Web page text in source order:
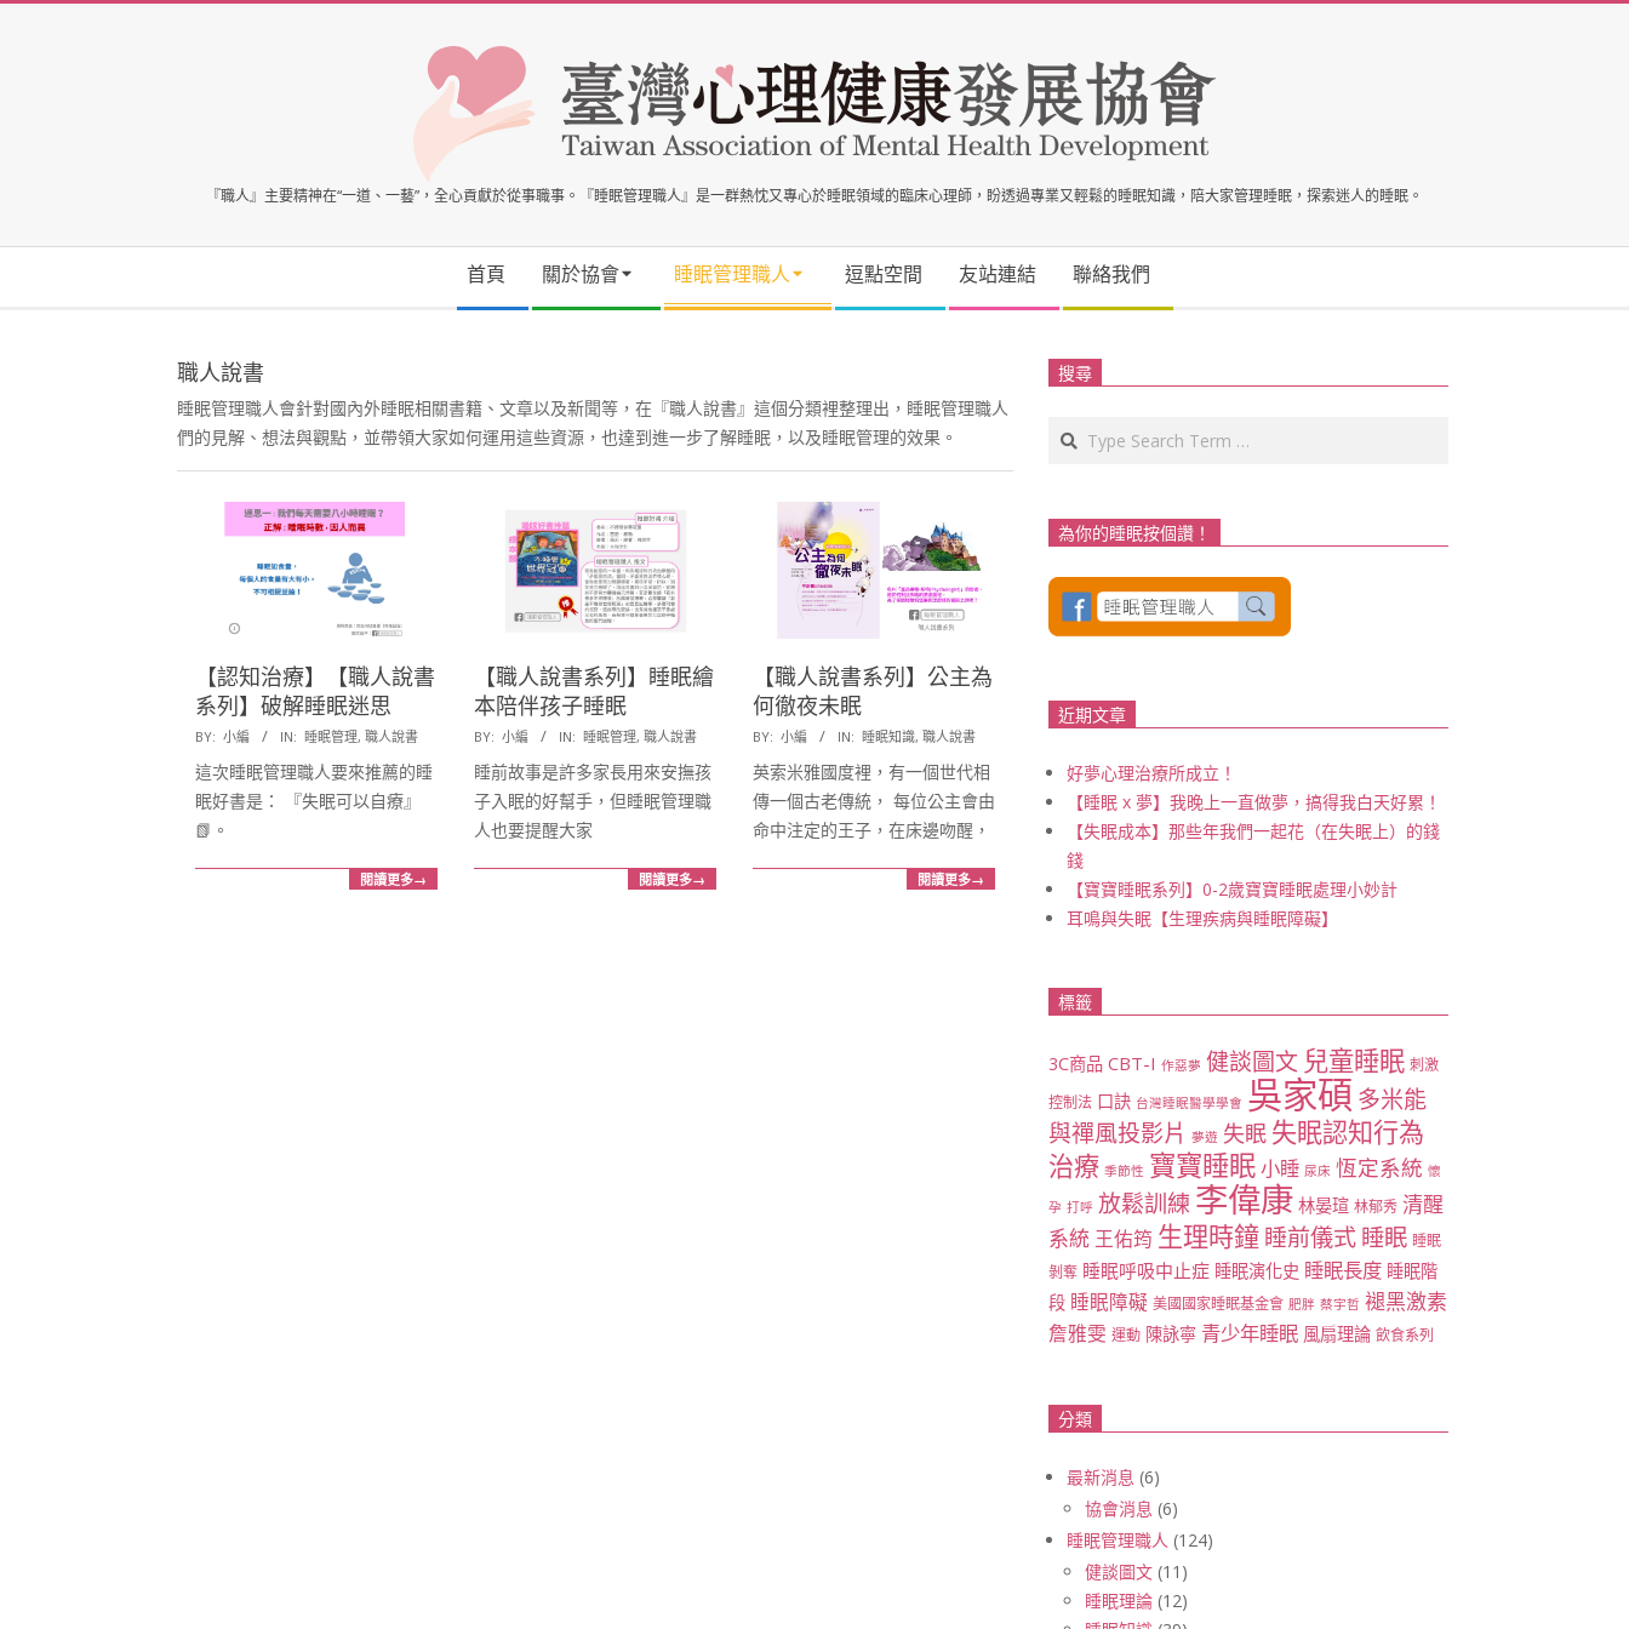
臺
灣
心
理
健
康
發
展
協
會
『職人』主要精神在“一道、一藝”，全心貢獻於從事職事。『睡眠管理職人』是一群熱忱又專心於睡眠領域的臨床心理師，盼透過專業又輕鬆的睡眠知識，陪大家管理睡眠，探索迷人的睡眠。
首頁 關於協會 睡眠管理職人 逗點空間 友站連結 聯絡我們
職人說書
睡眠管理職人會針對國內外睡眠相關書籍、文章以及新聞等，在『職人說書』這個分類裡整理出，睡眠管理職人
們的見解、想法與觀點，並帶領大家如何運用這些資源，也達到進一步了解睡眠，以及睡眠管理的效果。
【認知治療】【職人說書
系列】破解睡眠迷思
2017-
10-
02
BY: 小編 IN: 睡眠管理, 職人說書
這次睡眠管理職人要來推薦的睡
眠好書是： 『失眠可以自療』
📗。
閱讀更多→
【職人說書系列】睡眠繪
本陪伴孩子睡眠
2017-
10-
02
BY: 小編 IN: 睡眠管理, 職人說書
睡前故事是許多家長用來安撫孩
子入眠的好幫手，但睡眠管理職
人也要提醒大家
閱讀更多→
【職人說書系列】公主為
何徹夜未眠
2017-
04-
19
BY: 小編 IN: 睡眠知識, 職人說書
英索米雅國度裡，有一個世代相
傳一個古老傳統， 每位公主會由
命中注定的王子，在床邊吻醒，
閱讀更多→
搜尋
Search
為你的睡眠按個讚！
近期文章
好夢心理治療所成立！
【睡眠 x 夢】我晚上一直做夢，搞得我白天好累！
【失眠成本】那些年我們一起花（在失眠上）的錢
錢
【寶寶睡眠系列】0-2歲寶寶睡眠處理小妙計
耳鳴與失眠【生理疾病與睡眠障礙】
標籤
3C商品 CBT-I 作惡夢 健談圖文 兒童睡眠 刺激
控制法 口訣 台灣睡眠醫學學會 吳家碩 多米能
與禪風投影片 夢遊 失眠 失眠認知行為
治療 季節性 寶寶睡眠小睡 尿床 恆定系統 懷
孕 打呼 放鬆訓練 李偉康 林晏瑄 林郁秀 清醒
系統 王佑筠 生理時鐘睡前儀式睡眠 睡眠
剝奪 睡眠呼吸中止症 睡眠演化史 睡眠長度 睡眠階
段 睡眠障礙 美國國家睡眠基金會 肥胖 蔡宇哲 褪黑激素
詹雅雯 運動 陳詠寧 青少年睡眠 風扇理論 飲食系列
分類
最新消息 (6)
協會消息 (6)
睡眠管理職人 (124)
健談圖文 (11)
睡眠理論 (12)